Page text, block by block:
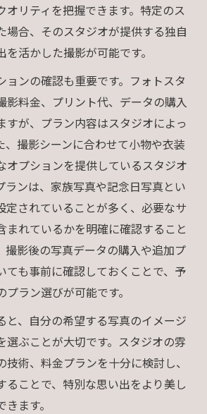
オリティを把握できます。特定のス
場合、そのスタジオが提供する独自
活かした撮影が可能です。
ョンの確認も重要です。フォトスタ
影料金、プリント代、データの購入
すが、プラン内容はスタジオによっ
、撮影シーンに合わせて小物や衣装
オプションを提供しているスタジオ
ランは、家族写真や記念日写真とい
定されていることが多く、必要なサ
まれているかを明確に確認すること
撮影後の写真データの購入や追加プ
ても事前に確認しておくことで、予
ラン選びが可能です。
と、自分の希望する写真のイメージ
選ぶことが大切です。スタジオの雰
術、料金プランを十分に検討し、
ることで、特別な思い出をより美し
ます。